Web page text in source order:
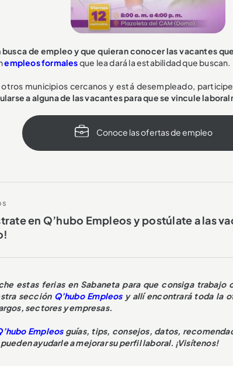
busca de empleo y que quieran conocer las vacantes
empleos formalesque lea dará la estabilidad que buscan.
municipios cercanos y está desempleado,
a alguna de las vacantes para que se vincule
Conoce las ofertas de empleo
en Q’hubo Empleos y postúlate a las
estas ferias en Sabaneta para que consiga trabajo
sección Q’hubo Empleos y allí encontrará toda la
sectores y empresas.
Empleosguías, tips, consejos, datos,
ayudarle a mejorar su perfil laboral. ¡Visítenos!